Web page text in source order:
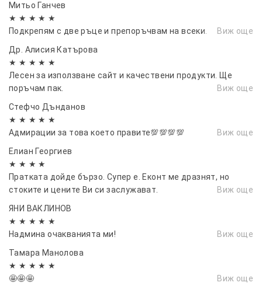
Митьо Ганчев
★ ★ ★ ★ ★
Подкрепям с две ръце и препоръчвам на всеки.
Виж още
Др. Алисия Катърова
★ ★ ★ ★ ★
Лесен за използване сайт и качествени продукти. Ще
поръчам пак.
Виж още
Стефчо Дънданов
★ ★ ★ ★ ★
Адмирации за това което правите💯💯💯💯
Виж още
Елиан Георгиев
★ ★ ★ ★
Пратката дойде бързо. Супер е. Еконт ме дразнят, но
стоките и цените Ви си заслужават.
Виж още
ЯНИ ВАКЛИНОВ
★ ★ ★ ★ ★
Надмина очакванията ми!
Виж още
Тамара Манолова
★ ★ ★ ★ ★
🤩🤩🤩
Виж още